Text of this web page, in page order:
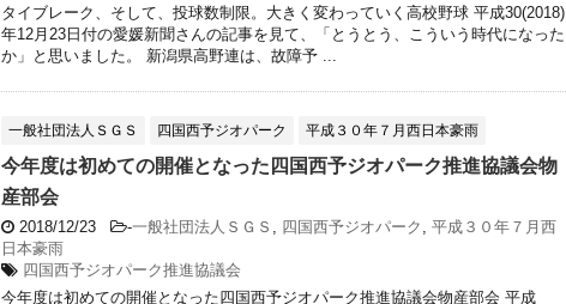
タイブレーク、そして、投球数制限。大きく変わっていく高校野球 平成30(2018)
年12月23日付の愛媛新聞さんの記事を見て、「とうとう、こういう時代になった
か」と思いました。 新潟県高野連は、故障予 ...
一般社団法人ＳＧＳ 四国西予ジオパーク 平成３０年７月西日本豪雨
今年度は初めての開催となった四国西予ジオパーク推進協議会物
産部会
2018/12/23 -一般社団法人ＳＧＳ 四国西予ジオパーク
平成３０年７月西
日本豪雨
四国西予ジオパーク推進協議会
今年度は初めての開催となった四国西予ジオパーク推進協議会物産部会 平成